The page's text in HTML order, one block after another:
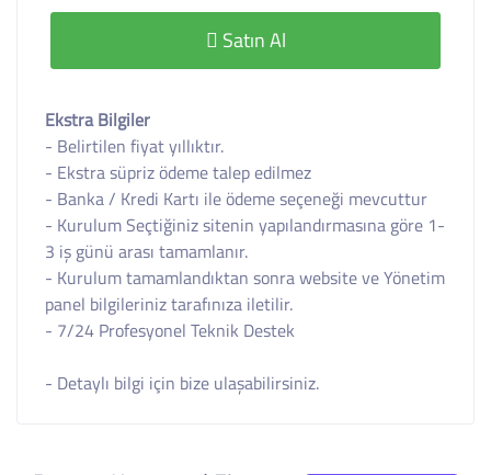
Satın Al
Ekstra Bilgiler
- Belirtilen fiyat yıllıktır.
- Ekstra süpriz ödeme talep edilmez
- Banka / Kredi Kartı ile ödeme seçeneği mevcuttur
- Kurulum Seçtiğiniz sitenin yapılandırmasına göre 1-
3 iş günü arası tamamlanır.
- Kurulum tamamlandıktan sonra website ve Yönetim
panel bilgileriniz tarafınıza iletilir.
- 7/24 Profesyonel Teknik Destek
- Detaylı bilgi için bize ulaşabilirsiniz.